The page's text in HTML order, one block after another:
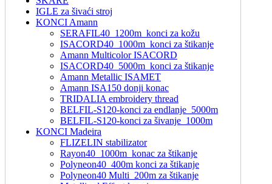
IGLE za šivaći stroj
KONCI Amann
SERAFIL40_1200m_konci za kožu
ISACORD40_1000m_konci za štikanje
Amann Multicolor ISACORD
ISACORD40_5000m_konci za štikanje
Amann Metallic ISAMET
Amann ISA150 donji konac
TRIDALIA embroidery thread
BELFIL-S120-konci za endlanje_5000m
BELFIL-S120-konci za šivanje_1000m
KONCI Madeira
FLIZELIN stabilizator
Rayon40_1000m_konac za štikanje
Polyneon40_400m konci za štikanje
Polyneon40 Multi_200m za štikanje